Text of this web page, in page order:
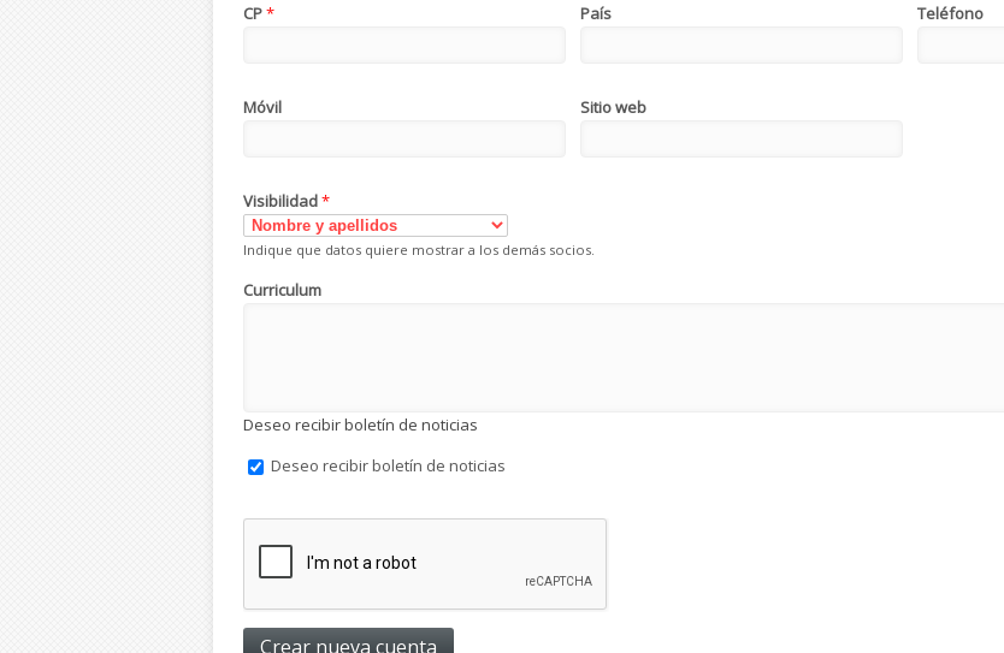
CP* País Teléfono
Móvil Sitio web
Visibilidad*
Indique que datos quiere mostrar a los demás socios.
Curriculum
Deseo recibir boletín de noticias
Deseo recibir boletín de noticias